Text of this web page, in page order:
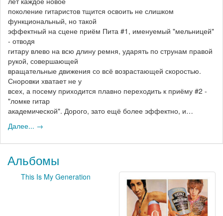
поколение гитаристов тщится освоить не слишком
функциональный, но такой
эффектный на сцене приём Пита #1, именуемый "мельницей"
- отводя
гитару влево на всю длину ремня, ударять по струнам правой
рукой, совершающей
вращательные движения со всё возрастающей скоростью.
Сноровки хватает не у
всех, а посему приходится плавно переходить к приёму #2 -
"ломке гитар
академической". Дорого, зато ещё более эффектно, и…
Далее... →
Альбомы
This Is My Generation